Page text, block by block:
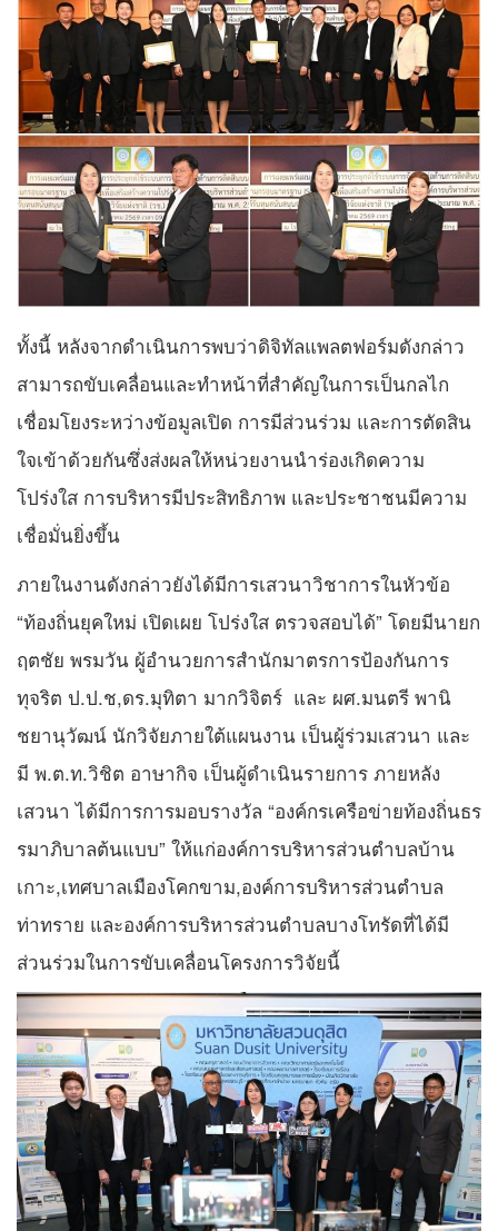
ทั้งนี้ หลังจากดำเนินการพบว่าดิจิทัลแพลตฟอร์มดังกล่าว
สามารถขับเคลื่อนและทำหน้าที่สำคัญในการเป็นกลไก
เชื่อมโยงระหว่างข้อมูลเปิด การมีส่วนร่วม และการตัดสิน
ใจเข้าด้วยกันซึ่งส่งผลให้หน่วยงานนำร่องเกิดความ
โปร่งใส การบริหารมีประสิทธิภาพ และประชาชนมีความ
เชื่อมั่นยิ่งขึ้น
ภายในงานดังกล่าวยังได้มีการเสวนาวิชาการในหัวข้อ
“ท้องถิ่นยุคใหม่ เปิดเผย โปร่งใส ตรวจสอบได้” โดยมีนายก
ฤตชัย พรมวัน ผู้อำนวยการสำนักมาตรการป้องกันการ
ทุจริต ป.ป.ช,ดร.มุทิตา มากวิจิตร์ และ ผศ.มนตรี พานิ
ชยานุวัฒน์ นักวิจัยภายใต้แผนงาน เป็นผู้ร่วมเสวนา และ
มี พ.ต.ท.วิชิต อาษากิจ เป็นผู้ดำเนินรายการ ภายหลัง
เสวนา ได้มีการการมอบรางวัล “องค์กรเครือข่ายท้องถิ่นธร
รมาภิบาลต้นแบบ” ให้แก่องค์การบริหารส่วนตำบลบ้าน
เกาะ,เทศบาลเมืองโคกขาม,องค์การบริหารส่วนตำบล
ท่าทราย และองค์การบริหารส่วนตำบลบางโทรัดที่ได้มี
ส่วนร่วมในการขับเคลื่อนโครงการวิจัยนี้